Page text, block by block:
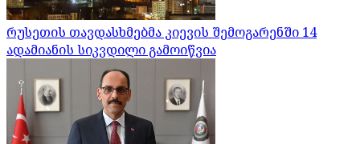
რუსეთის თავდასხმებმა კიევის შემოგარენში 14
ადამიანის სიკვდილი გამოიწვია